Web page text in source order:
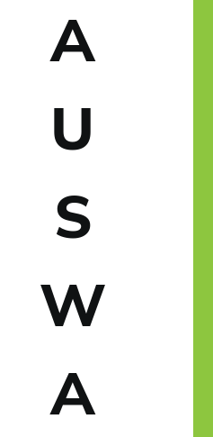
A
U
S
W
A
zu
Zutrittslösungen für
ersten Idee bis zur
auf häufig